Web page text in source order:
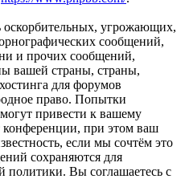
оскорбительных, угрожающих,
сообщений,
и прочих сообщений,
вашей страны, страны,
для форумов
право. Попытки
привести к вашему
при этом ваш
если мы сочтём это
сохраняются для
политики. Вы соглашаетесь с